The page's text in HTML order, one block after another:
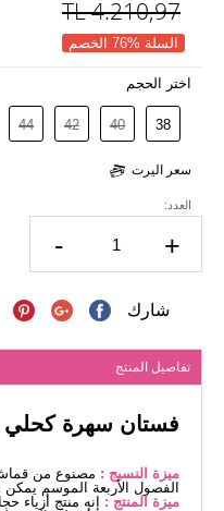
4.210,97
TL
السلة %76 الخصم
اختر الحجم
38
40
42
44
سعر اليرت
العدد:
- +
شارك
تفاصيل المنتج
فستان سهرة كحلي
ميزة النسيج : مصنوع من
الفصول الأربعة الموسم يمكن
ميزة المنتج : إنه منتج أزياء